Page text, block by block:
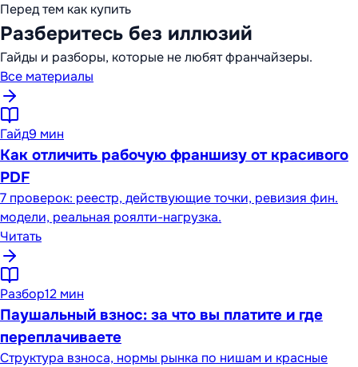
Перед тем как купить
Разберитесь без иллюзий
Гайды и разборы, которые не любят франчайзеры.
Все материалы
Гайд9 мин
Как отличить рабочую франшизу от красивого
PDF
7 проверок: реестр, действующие точки, ревизия фин.
модели, реальная роялти-нагрузка.
Читать
Разбор12 мин
Паушальный взнос: за что вы платите и где
переплачиваете
Структура взноса, нормы рынка по нишам и красные